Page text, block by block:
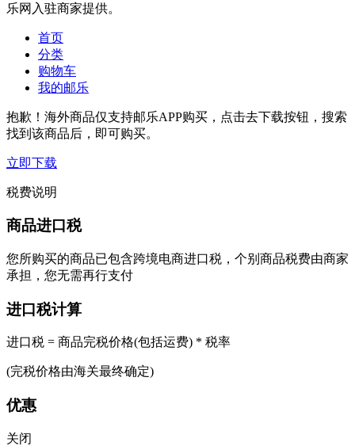
乐网入驻商家提供。
首页
分类
购物车
我的邮乐
抱歉！海外商品仅支持邮乐APP购买，点击去下载按钮，搜索
找到该商品后，即可购买。
立即下载
税费说明
商品进口税
您所购买的商品已包含跨境电商进口税，个别商品税费由商家
承担，您无需再行支付
进口税计算
进口税 = 商品完税价格(包括运费) * 税率
(完税价格由海关最终确定)
优惠
关闭